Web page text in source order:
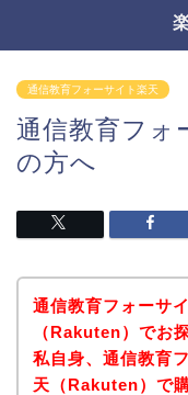
通信教育フォーサイト楽天
通信教育フォ
の方へ
通信教育フォーサ
（Rakuten）でお
私自身、通信教育
天（Rakuten）で